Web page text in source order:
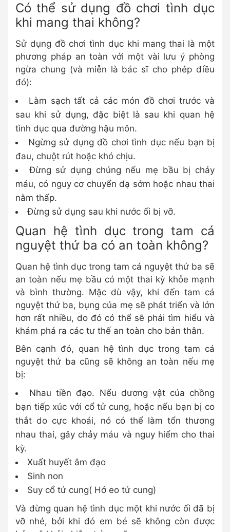
Có thể sử dụng đồ chơi tình dục
khi mang thai không?
Sử dụng đồ chơi tình dục khi mang thai là một
phương pháp an toàn với một vài lưu ý phòng
ngừa chung (và miễn là bác sĩ cho phép điều
đó):
Làm sạch tất cả các món đồ chơi trước và
sau khi sử dụng, đặc biệt là sau khi quan hệ
tình dục qua đường hậu môn.
Ngừng sử dụng đồ chơi tình dục nếu bạn bị
đau, chuột rút hoặc khó chịu.
Đừng sử dụng chúng nếu mẹ bầu bị chảy
máu, có nguy cơ chuyển dạ sớm hoặc nhau thai
nằm thấp.
Đừng sử dụng sau khi nước ối bị vỡ.
Quan hệ tình dục trong tam cá
nguyệt thứ ba có an toàn không?
Quan hệ tình dục trong tam cá nguyệt thứ ba sẽ
an toàn nếu mẹ bầu có một thai kỳ khỏe mạnh
và bình thường. Mặc dù vậy, khi đến tam cá
nguyệt thứ ba, bụng của mẹ sẽ phát triển và lớn
hơn rất nhiều, do đó có thể sẽ phải tìm hiểu và
khám phá ra các tư thế an toàn cho bản thân.
Bên cạnh đó, quan hệ tình dục trong tam cá
nguyệt thứ ba cũng sẽ không an toàn nếu mẹ
bị:
Nhau tiền đạo. Nếu dương vật của chồng
bạn tiếp xúc với cổ tử cung, hoặc nếu bạn bị co
thắt do cực khoái, nó có thể làm tổn thương
nhau thai, gây chảy máu và nguy hiểm cho thai
kỳ.
Xuất huyết âm đạo
Sinh non
Suy cổ tử cung( Hở eo tử cung)
Và đừng quan hệ tình dục một khi nước ối đã bị
vỡ nhé, bởi khi đó em bé sẽ không còn được